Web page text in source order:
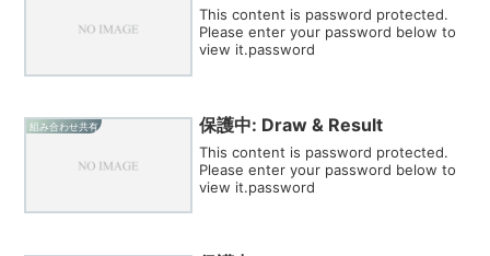
This content is password protected.
Please enter your password below to
view it.password
組み合わせ共有 保護中: Draw & Result
This content is password protected.
Please enter your password below to
view it.password